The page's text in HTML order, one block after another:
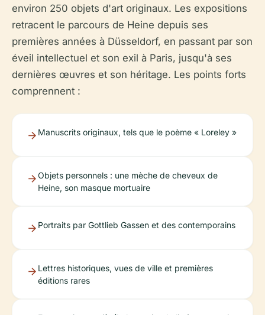
environ 250 objets d'art originaux. Les expositions
retracent le parcours de Heine depuis ses
premières années à Düsseldorf, en passant par son
éveil intellectuel et son exil à Paris, jusqu'à ses
dernières œuvres et son héritage. Les points forts
comprennent :
Manuscrits originaux, tels que le poème « Loreley »
Objets personnels : une mèche de cheveux de
Heine, son masque mortuaire
Portraits par Gottlieb Gassen et des contemporains
Lettres historiques, vues de ville et premières
éditions rares